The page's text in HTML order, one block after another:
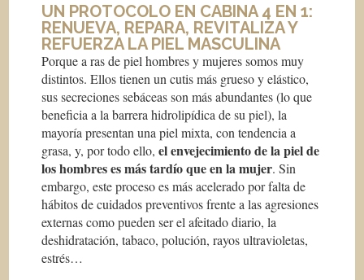
UN PROTOCOLO EN CABINA 4 EN 1:
RENUEVA, REPARA, REVITALIZA Y
REFUERZA LA PIEL MASCULINA
Porque a ras de piel hombres y mujeres somos muy
distintos. Ellos tienen un cutis más grueso y elástico,
sus secreciones sebáceas son más abundantes (lo que
beneficia a la barrera hidrolipídica de su piel), la
mayoría presentan una piel mixta, con tendencia a
grasa, y, por todo ello,el envejecimiento de la piel de
los hombres es más tardío que en la mujer. Sin
embargo, este proceso es más acelerado por falta de
hábitos de cuidados preventivos frente a las agresiones
externas como pueden ser el afeitado diario, la
deshidratación, tabaco, polución, rayos ultravioletas,
estrés…